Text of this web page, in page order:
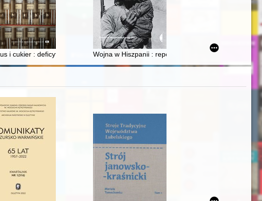
(1890-1942) : przyczynek do badań = Sources related to the life and
rewolucji lutowej 1917 roku
A. Pełczyńskim
i cukier : deficytowe surowce przemysłu chemiczno-farmaceutycznego na
Wojna w Hiszpanii : reportaż z głębi kraju